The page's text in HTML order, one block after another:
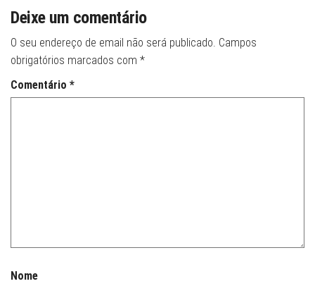
Deixe um comentário
O seu endereço de email não será publicado. Campos
obrigatórios marcados com *
Comentário *
Nome